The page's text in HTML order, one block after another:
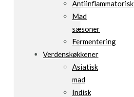
Antiinflammatorisk
Mad
sæsoner
Fermentering
Verdenskøkkener
Asiatisk
mad
Indisk